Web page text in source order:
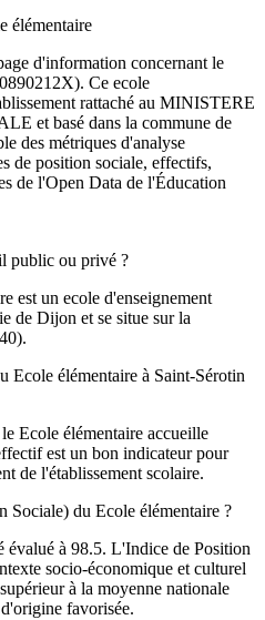
élémentaire
d'information concernant le
0890212X). Ce ecole
rattaché au MINISTERE
et basé dans la commune de
des métriques d'analyse
de position sociale, effectifs,
de l'Open Data de l'Éducation
public ou privé ?
est un ecole d'enseignement
de Dijon et se situe sur la
Ecole élémentaire à Saint-Sérotin
Ecole élémentaire accueille
est un bon indicateur pour
de l'établissement scolaire.
Sociale) du Ecole élémentaire ?
évalué à 98.5. L'Indice de Position
socio-économique et culturel
à la moyenne nationale
favorisée.